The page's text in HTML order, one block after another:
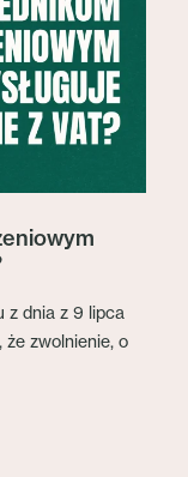
z dnia z 9 lipca
zwolnienie, o